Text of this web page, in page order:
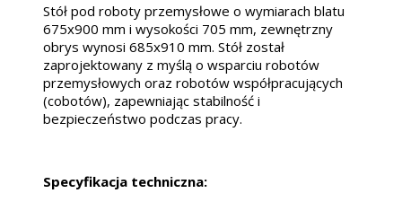
Stół pod roboty przemysłowe o wymiarach blatu
675x900 mm i wysokości 705 mm, zewnętrzny
obrys wynosi 685x910 mm. Stół został
zaprojektowany z myślą o wsparciu robotów
przemysłowych oraz robotów współpracujących
(cobotów), zapewniając stabilność i
bezpieczeństwo podczas pracy.
Specyfikacja techniczna: